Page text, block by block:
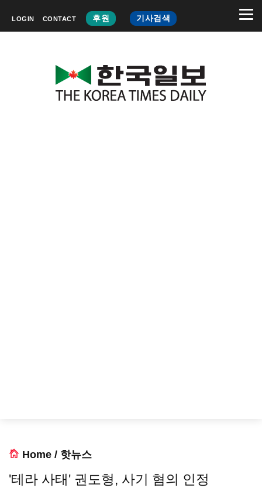
LOGIN CONTACT 후원 기사검색
Home / 핫뉴스
'테라 사태' 권도형, 사기 혐의 인정